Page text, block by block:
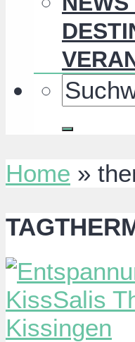
Home »